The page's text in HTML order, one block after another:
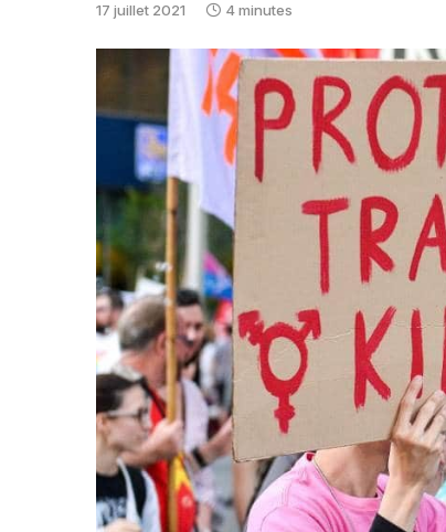
17 juillet 2021 4 minutes